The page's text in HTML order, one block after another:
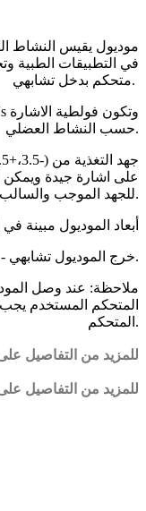
موديول يقيس النشاط
في التطبيقات الطبية
متحكم بدخل تشابهي.
حسب النشاط العضلي.
للجهد الموجب والسالب، تبين بالصور لاحقا.
- أبعاد الموديول مبينة
- خرج الموديول تشابهي.
ملاحظة: عند وصل
المتحكم المستخدم
المتحكم.
للمزيد من التفاصيل
للمزيد من التفاصيل